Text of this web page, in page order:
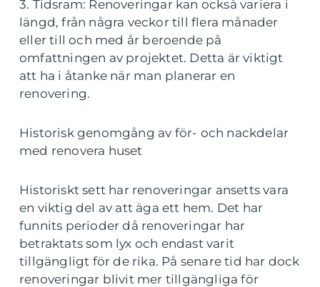
3. Tidsram: Renoveringar kan också variera i
längd, från några veckor till flera månader
eller till och med år beroende på
omfattningen av projektet. Detta är viktigt
att ha i åtanke när man planerar en
renovering.
Historisk genomgång av för- och nackdelar
med renovera huset
Historiskt sett har renoveringar ansetts vara
en viktig del av att äga ett hem. Det har
funnits perioder då renoveringar har
betraktats som lyx och endast varit
tillgängligt för de rika. På senare tid har dock
renoveringar blivit mer tillgängliga för